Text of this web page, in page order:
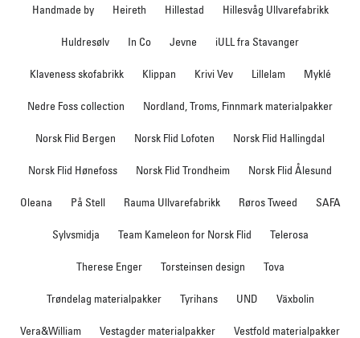
Handmade by Heireth Hillestad Hillesvåg Ullvarefabrikk
Huldresølv In Co Jevne iULL fra Stavanger
Klaveness skofabrikk Klippan Krivi Vev Lillelam Myklé
Nedre Foss collection Nordland, Troms, Finnmark materialpakker
Norsk Flid Bergen Norsk Flid Lofoten Norsk Flid Hallingdal
Norsk Flid Hønefoss Norsk Flid Trondheim Norsk Flid Ålesund
Oleana På Stell Rauma Ullvarefabrikk Røros Tweed SAFA
Sylvsmidja Team Kameleon for Norsk Flid Telerosa
Therese Enger Torsteinsen design Tova
Trøndelag materialpakker Tyrihans UND Växbolin
Vera&William Vestagder materialpakker Vestfold materialpakker